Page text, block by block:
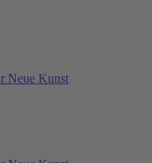
Neue Kunst